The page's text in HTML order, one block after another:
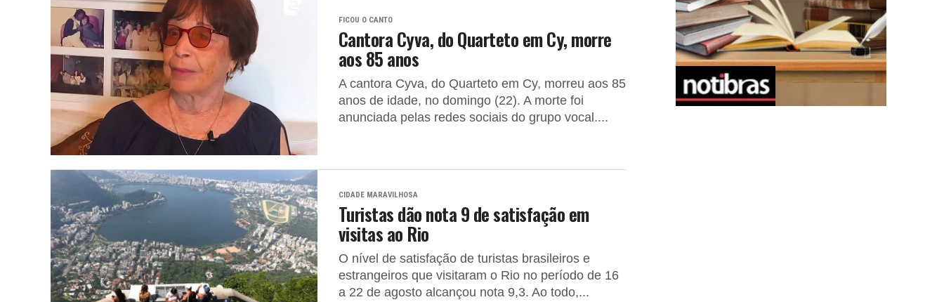
FICOU O CANTO
Cantora Cyva, do Quarteto em Cy, morre
aos 85 anos
A cantora Cyva, do Quarteto em Cy, morreu aos 85
anos de idade, no domingo (22). A morte foi
anunciada pelas redes sociais do grupo vocal....
CIDADE MARAVILHOSA
Turistas dão nota 9 de satisfação em
visitas ao Rio
O nível de satisfação de turistas brasileiros e
estrangeiros que visitaram o Rio no período de 16
a 22 de agosto alcançou nota 9,3. Ao todo,...